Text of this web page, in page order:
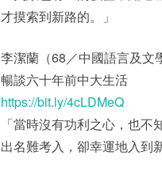
才摸索到新路的。」
李潔蘭（68／中國語言及文
暢談六十年前中大生活
https://bit.ly/4cLDMeQ
「當時沒有功利之心，也
出名難考入，卻幸運地入到